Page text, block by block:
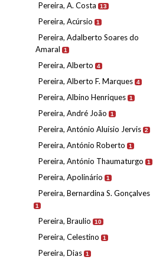
Pereira, A. Costa 13
Pereira, Acúrsio 1
Pereira, Adalberto Soares do
Amaral
1
Pereira, Alberto 4
Pereira, Alberto F. Marques 4
Pereira, Albino Henriques 1
Pereira, André João 1
Pereira, António Aluísio Jervis 2
Pereira, António Roberto 1
Pereira, António Thaumaturgo 1
Pereira, Apolinário 1
Pereira, Bernardina S. Gonçalves
1
Pereira, Braulio 10
Pereira, Celestino 1
Pereira, Dias 1